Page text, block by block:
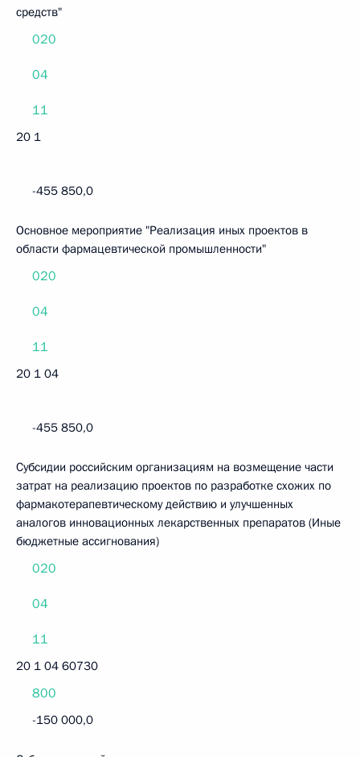
средств"
020
04
11
20 1
-455 850,0
Основное мероприятие "Реализация иных проектов в
области фармацевтической промышленности"
020
04
11
20 1 04
-455 850,0
Субсидии российским организациям на возмещение части
затрат на реализацию проектов по разработке схожих по
фармакотерапевтическому действию и улучшенных
аналогов инновационных лекарственных препаратов (Иные
бюджетные ассигнования)
020
04
11
20 1 04 60730
800
-150 000,0